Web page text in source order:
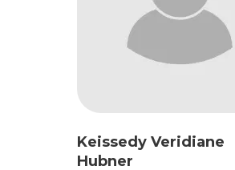
Keissedy Veridiane
Hubner